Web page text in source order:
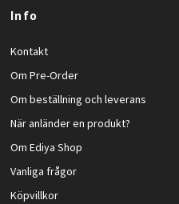
Info
Kontakt
Om Pre-Order
Om beställning och leverans
När anländer en produkt?
Om Ediya Shop
Vanliga frågor
Köpvillkor